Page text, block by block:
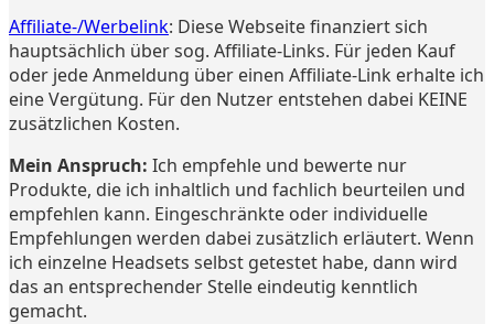
Affiliate-/Werbelink: Diese Webseite finanziert sich
hauptsächlich über sog. Affiliate-Links. Für jeden Kauf
oder jede Anmeldung über einen Affiliate-Link erhalte ich
eine Vergütung. Für den Nutzer entstehen dabei KEINE
zusätzlichen Kosten.
Mein Anspruch: Ich empfehle und bewerte nur
Produkte, die ich inhaltlich und fachlich beurteilen und
empfehlen kann. Eingeschränkte oder individuelle
Empfehlungen werden dabei zusätzlich erläutert. Wenn
ich einzelne Headsets selbst getestet habe, dann wird
das an entsprechender Stelle eindeutig kenntlich
gemacht.